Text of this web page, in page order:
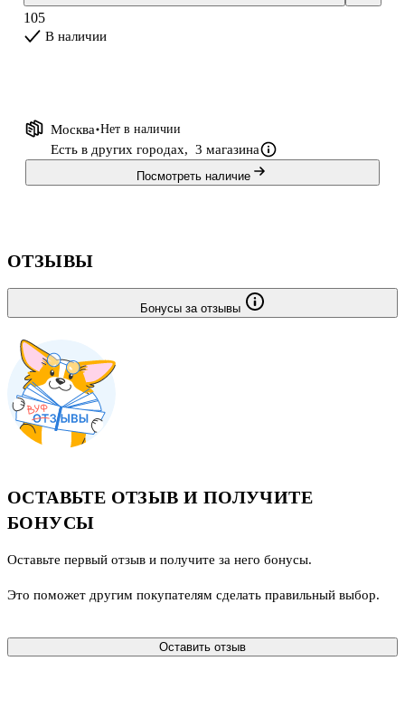
105
В наличии
Москва Нет в наличии
Есть в других городах, 3 магазина
Посмотреть наличие
ОТЗЫВЫ
Бонусы за отзывы
ОСТАВЬТЕ ОТЗЫВ И ПОЛУЧИТЕ
БОНУСЫ
Оставьте первый отзыв и получите за него бонусы.
Это поможет другим покупателям сделать правильный выбор.
Оставить отзыв